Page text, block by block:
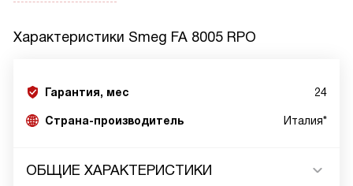
Характеристики Smeg FA 8005 RPO
Гарантия, мес 24
Страна-производитель Италия*
ОБЩИЕ ХАРАКТЕРИСТИКИ